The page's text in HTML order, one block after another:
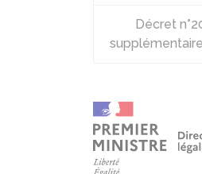
Décret